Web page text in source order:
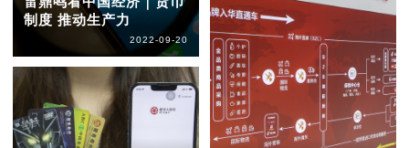
制度 推动生产力
2022-09-20